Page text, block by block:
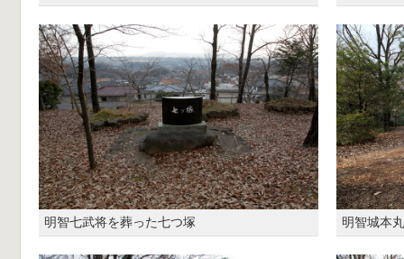
明智七武将を葬った七つ塚 明智城本